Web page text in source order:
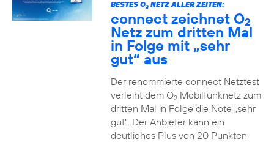
BESTES O2NETZ ALLER ZEITEN:
connect zeichnet O2
Netz zum dritten Mal
in Folge mit „sehr
gut“ aus
Der renommierte connect Netztest
verleiht dem O2Mobilfunknetz zum
dritten Mal in Folge die Note „sehr
gut“. Der Anbieter kann ein
deutliches Plus von 20 Punkten